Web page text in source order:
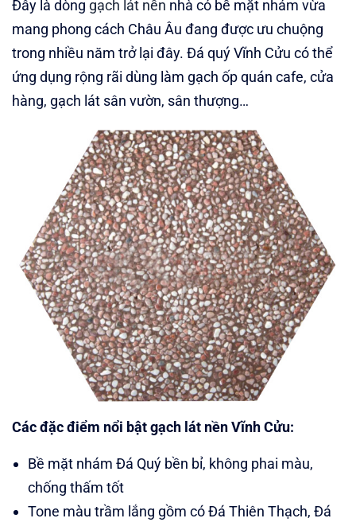
Đây là dòng gạch lát nền nhà có bề mặt nhám vừa
mang phong cách Châu Âu đang được ưu chuộng
trong nhiều năm trở lại đây. Đá quý Vĩnh Cửu có thể
ứng dụng rộng rãi dùng làm gạch ốp quán cafe, cửa
hàng, gạch lát sân vườn, sân thượng…
Các đặc điểm nổi bật gạch lát nền Vĩnh Cửu:
Bề mặt nhám Đá Quý bền bỉ, không phai màu,
chống thấm tốt
Tone màu trầm lắng gồm có Đá Thiên Thạch, Đá